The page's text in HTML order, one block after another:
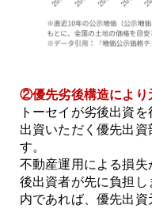
②優先劣後構造により
トーセイが劣後出資
出資いただく優先出
す。
不動産運用による損
後出資者が先に負担
内であれば、優先出資